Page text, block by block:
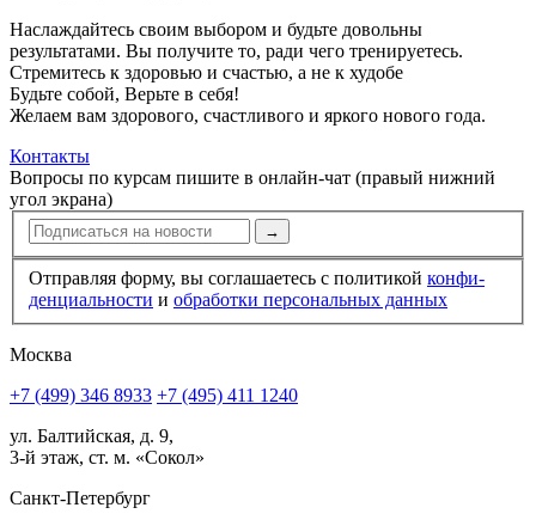
Наслаждайтесь своим выбором и будьте довольны
результатами. Вы получите то, ради чего тренируетесь.
Стремитесь к здоровью и счастью, а не к худобе
Будьте собой, Верьте в себя!
Желаем вам здорового, счастливого и яркого нового года.
Контакты
Вопросы по курсам пишите в онлайн-чат (правый нижний
угол экрана)
→
Отправляя форму, вы соглашаетесь с политикой конфи­
ден­циальности и обработки персональных данных
Москва
+7 (499) 346 8933 +7 (495) 411 1240
ул. Балтийская, д. 9,
3-й этаж, ст. м. «Сокол»
Санкт-Петербург